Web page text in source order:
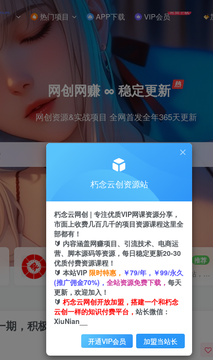
热门项目 APP下载 VIP会员免费下载
网创网赚 ∞ 稳定更新
网创资源&实战项目 全网首发全年365天更新
小红书 挂机 快手
VIP推广
70%分佣
会员专属推广链接
招募站长 推荐
搭建同款网站，自己当老板
期，积极拥抱新技术、新变革
朽念云创资源站
朽念云网创 | 专注优质VIP网课资源分享，
市面上收费几百几千的项目资源课程这里全
部都有！
🔰 内容涵盖网赚项目、引流技术、电商运
营、脚本源码等资源，每日稳定更新20-30
优质付费资源课程！
🔰 本站VIP 限时特惠， ￥79/年，￥99/永久
(推广佣金70%)， 全站资源免费下载， 每天
更新，欢迎加入！
🔰 朽念云网创开放加盟，搭建一个和朽念
云创一样的知识付费平台， 站长微信：
XiuNian__
开通VIP会员 加盟当站长